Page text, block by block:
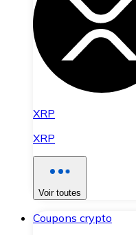
XRP
XRP
Voir toutes
Coupons crypto